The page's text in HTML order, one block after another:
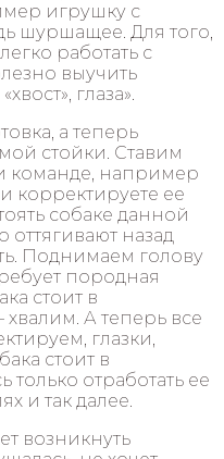
игрушку с
шуршащее. Для того,
работать с
выучить
глаза».
а теперь
стойки. Ставим
команде, например
корректируете ее
собаке данной
назад
Поднимаем голову
породная
стоит в
А теперь все
глазки,
стоит в
только отработать ее
и так далее.
возникнуть